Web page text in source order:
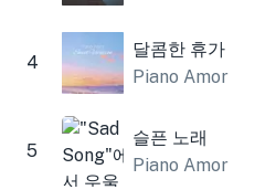
4
달콤한 휴가
Piano Amor
5
슬픈 노래
Piano Amor